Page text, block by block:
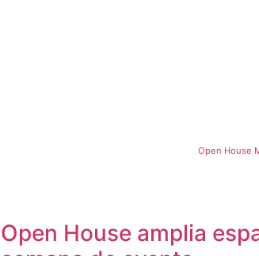
Open House
Open House amplia